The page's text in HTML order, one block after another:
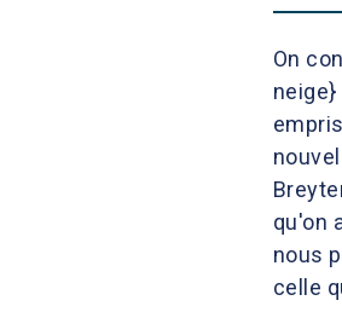
On
qu'on
nous
celle